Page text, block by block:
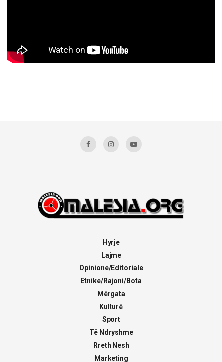
Hyrje
Lajme
Opinione/Editoriale
Etnike/Rajoni/Bota
Mërgata
Kulturë
Sport
Të Ndryshme
Rreth Nesh
Marketing